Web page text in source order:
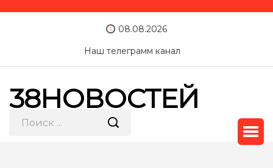
08.08.2026
Наш телеграмм канал
38НОВОСТЕЙ